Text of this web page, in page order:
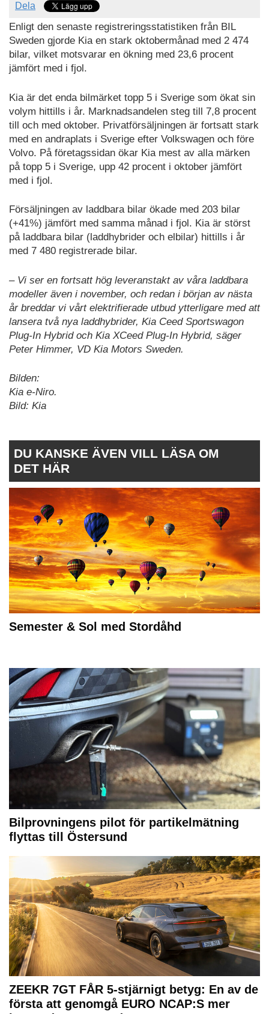
Dela
Enligt den senaste registreringsstatistiken från BIL
Sweden gjorde Kia en stark oktobermånad med 2 474
bilar, vilket motsvarar en ökning med 23,6 procent
jämfört med i fjol.
Kia är det enda bilmärket topp 5 i Sverige som ökat sin
volym hittills i år. Marknadsandelen steg till 7,8 procent
till och med oktober. Privatförsäljningen är fortsatt stark
med en andraplats i Sverige efter Volkswagen och före
Volvo. På företagssidan ökar Kia mest av alla märken
på topp 5 i Sverige, upp 42 procent i oktober jämfört
med i fjol.
Försäljningen av laddbara bilar ökade med 203 bilar
(+41%) jämfört med samma månad i fjol. Kia är störst
på laddbara bilar (laddhybrider och elbilar) hittills i år
med 7 480 registrerade bilar.
– Vi ser en fortsatt hög leveranstakt av våra laddbara
modeller även i november, och redan i början av nästa
år breddar vi vårt elektrifierade utbud ytterligare med att
lansera två nya laddhybrider, Kia Ceed Sportswagon
Plug-In Hybrid och Kia XCeed Plug-In Hybrid, säger
Peter Himmer, VD Kia Motors Sweden.
Bilden:
Kia e-Niro.
Bild: Kia
DU KANSKE ÄVEN VILL LÄSA OM
DET HÄR
Semester & Sol med Stordåhd
Bilprovningens pilot för partikelmätning
flyttas till Östersund
ZEEKR 7GT FÅR 5-stjärnigt betyg: En av de
första att genomgå EURO NCAP:S mer